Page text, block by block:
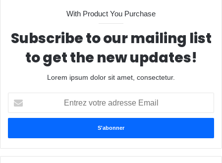
With Product You Purchase
Subscribe to our mailing list
to get the new updates!
Lorem ipsum dolor sit amet, consectetur.
votre
adresse